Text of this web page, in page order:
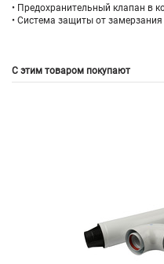
• Предохранительный клапан в
• Система защиты от замерзания
С этим товаром покупают